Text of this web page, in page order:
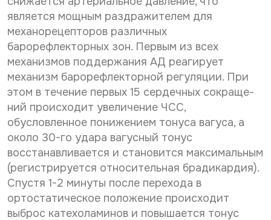
является мощным раздражителем для
механорецепторов различных
барорефлекторных зон. Первым из всех
механизмов поддержания АД реагирует
механизм барорефлекторной регуляции. При
этом в течение первых 15 сердечных сокраще­
ний происходит увеличение ЧСС,
обусловленное понижением тонуса вагуса, а
около 30-го удара вагусный тонус
восстанавливается и становится максимальным
(регистрируется относительная брадикардия).
Спустя 1-2 минуты после пе­рехода в
ортостатическое положение происходит
выброс катехоламинов и повы­шается тонус